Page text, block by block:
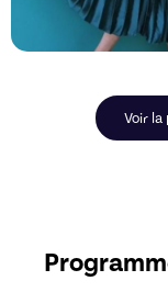
Voir la